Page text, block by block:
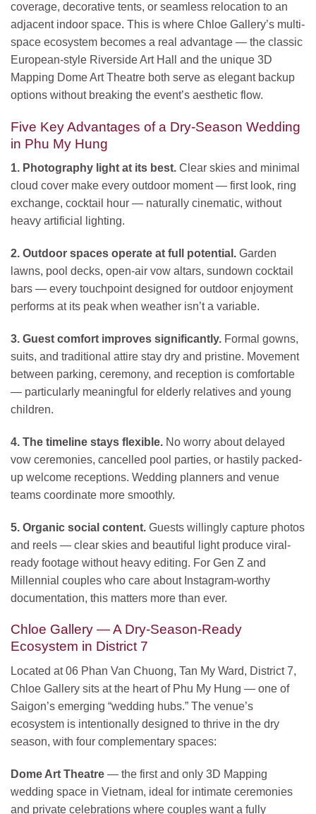
coverage, decorative tents, or seamless relocation to an
adjacent indoor space. This is where Chloe Gallery’s multi-
space ecosystem becomes a real advantage — the classic
European-style Riverside Art Hall and the unique 3D
Mapping Dome Art Theatre both serve as elegant backup
options without breaking the event’s aesthetic flow.
Five Key Advantages of a Dry-Season Wedding
in Phu My Hung
1. Photography light at its best. Clear skies and minimal
cloud cover make every outdoor moment — first look, ring
exchange, cocktail hour — naturally cinematic, without
heavy artificial lighting.
2. Outdoor spaces operate at full potential. Garden
lawns, pool decks, open-air vow altars, sundown cocktail
bars — every touchpoint designed for outdoor enjoyment
performs at its peak when weather isn’t a variable.
3. Guest comfort improves significantly. Formal gowns,
suits, and traditional attire stay dry and pristine. Movement
between parking, ceremony, and reception is comfortable
— particularly meaningful for elderly relatives and young
children.
4. The timeline stays flexible. No worry about delayed
vow ceremonies, cancelled pool parties, or hastily packed-
up welcome receptions. Wedding planners and venue
teams coordinate more smoothly.
5. Organic social content. Guests willingly capture photos
and reels — clear skies and beautiful light produce viral-
ready footage without heavy editing. For Gen Z and
Millennial couples who care about Instagram-worthy
documentation, this matters more than ever.
Chloe Gallery — A Dry-Season-Ready
Ecosystem in District 7
Located at 06 Phan Van Chuong, Tan My Ward, District 7,
Chloe Gallery sits at the heart of Phu My Hung — one of
Saigon’s emerging “wedding hubs.” The venue’s
ecosystem is intentionally designed to thrive in the dry
season, with four complementary spaces:
Dome Art Theatre — the first and only 3D Mapping
wedding space in Vietnam, ideal for intimate ceremonies
and private celebrations where couples want a fully